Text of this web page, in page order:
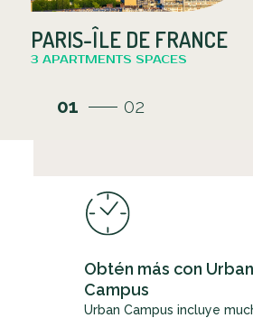
01 02
PARIS-ÎLE DE FRANCE
3 APARTMENTS SPACES
Obtén más con Urban
Campus
Urban Campus incluye